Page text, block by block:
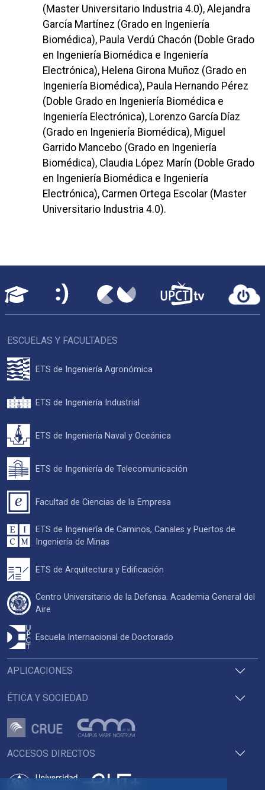
(Master Universitario Industria 4.0), Alejandra
García Martínez (Grado en Ingeniería
Biomédica), Paula Verdú Chacón (Doble Grado
en Ingeniería Biomédica e Ingeniería
Electrónica), Helena Girona Muñoz (Grado en
Ingeniería Biomédica), Paula Hernando Pérez
(Doble Grado en Ingeniería Biomédica e
Ingeniería Electrónica), Lorenzo García Díaz
(Grado en Ingeniería Biomédica), Miguel
Garrido Mancebo (Grado en Ingeniería
Biomédica), Claudia López Marín (Doble Grado
en Ingeniería Biomédica e Ingeniería
Electrónica), Carmen Ortega Escolar (Master
Universitario Industria 4.0).
ACCESOS DIRECTOS
APLICACIONES
ÉTICA Y SOCIEDAD
ESCUELAS Y FACULTADES
ETS de Ingeniería Agronómica
ETS de Ingeniería Industrial
ETS de Ingeniería Naval y Oceánica
ETS de Ingeniería de Telecomunicación
Facultad de Ciencias de la Empresa
ETS de Ingeniería de Caminos, Canales y Puertos de
Ingeniería de Minas
ETS de Arquitectura y Edificación
Centro Universitario de la Defensa. Academia General del
Aire
Escuela Internacional de Doctorado